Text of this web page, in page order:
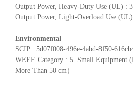
Output Power, Heavy-Duty Use (UL) :
Output Power, Light-Overload Use
Environmental
SCIP : 5d07f008-496e-4abd-8f50-
WEEE Category : 5. Small Equipment
More Than 50 cm)